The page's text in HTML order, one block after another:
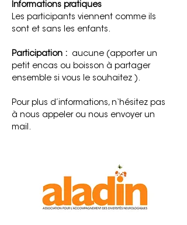
Informations pratiques
Les participants viennent comme ils
sont et sans les enfants.
Participation : aucune (apporter un
petit encas ou boisson à partager
ensemble si vous le souhaitez ).
Pour plus d’informations, n‘hésitez pas
à nous appeler ou nous envoyer un
mail.